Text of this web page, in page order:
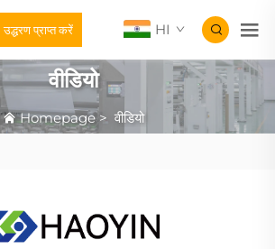
उद्धरण प्राप्त करें HI
वीडियो
Homepage> वीडियो